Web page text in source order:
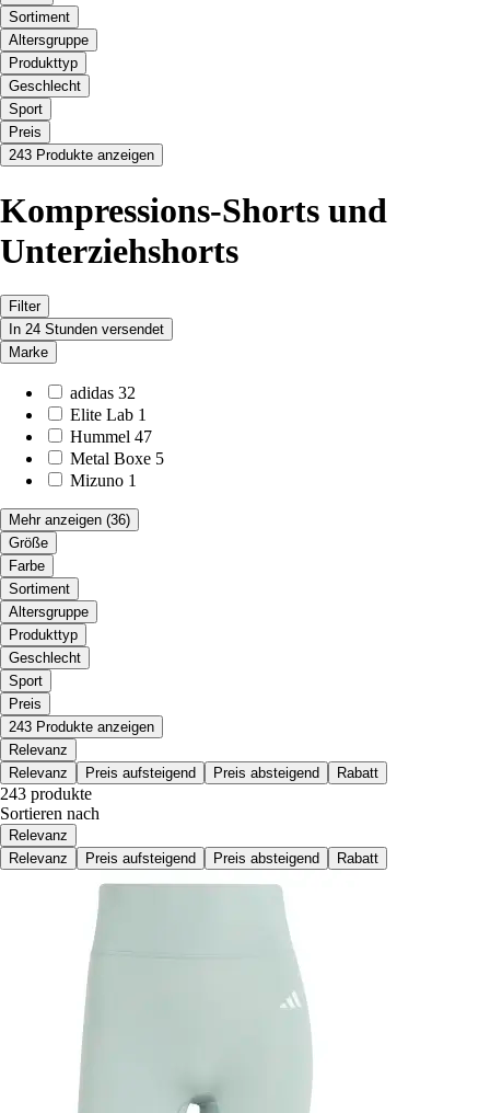
Sortiment
Altersgruppe
Produkttyp
Geschlecht
Sport
Preis
243 Produkte anzeigen
Kompressions-Shorts und
Unterziehshorts
Filter
In 24 Stunden versendet
Marke
adidas 32
Elite Lab 1
Hummel 47
Metal Boxe 5
Mizuno 1
Mehr anzeigen (36)
Größe
Farbe
Sortiment
Altersgruppe
Produkttyp
Geschlecht
Sport
Preis
243 Produkte anzeigen
Relevanz
Relevanz
Preis aufsteigend Preis absteigend Rabatt
243 produkte
Sortieren nach
Relevanz
Relevanz
Preis aufsteigend Preis absteigend Rabatt